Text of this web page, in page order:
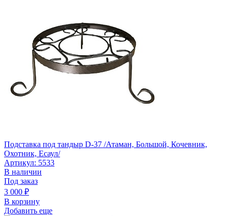
Подставка под тандыр D-37 /Атаман, Большой, Кочевник,
Охотник, Есаул/
Артикул: 5533
В наличии
Под заказ
3 000 ₽
В корзину
Добавить еще